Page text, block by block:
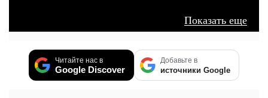
Показать еще
Читайте нас в
Google Discover
Добавьте в
источники Google